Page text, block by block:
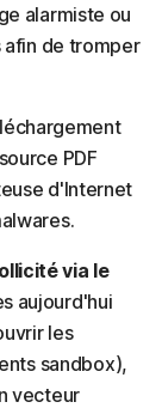
alarmiste ou
de tromper
PDF
d'Internet
via le
aujourd'hui
les
sandbox),
vecteur